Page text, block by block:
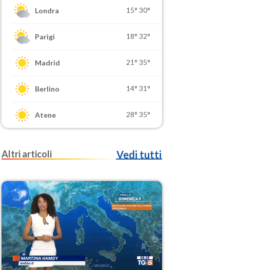
Londra 15° 30°
Parigi 18° 32°
Madrid 21° 35°
Berlino 14° 31°
Atene 28° 35°
Altri articoli Vedi tutti